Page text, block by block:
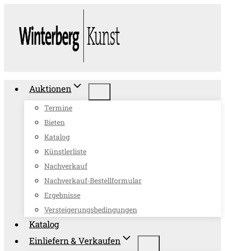
springen
Auktionen
Termine
Bieten
Katalog
Künstlerliste
Nachverkauf
Nachverkauf-Bestellformular
Ergebnisse
Versteigerungsbedingungen
Katalog
Einliefern & Verkaufen